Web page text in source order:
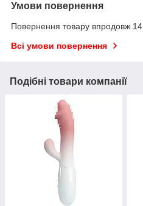
Умови повернення
Повернення товару впродовж 14
Всі умови повернення
Подібні товари компанії